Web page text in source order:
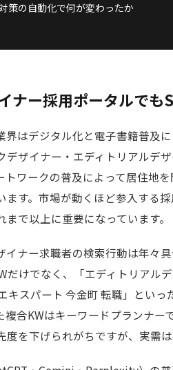
策の自動化で何が変わったか
ナー採用ポータルでも
界はデジタル化と電子書籍普及
デザイナー・エディトリアルデ
トワークの普及によって居住地
ます。市場が動くほど参入する
で以上に重要になっています。
イナー求職者の検索行動は年々
だけでなく、「エディトリアル
キスパート 今金町 転職」とい
複合KWはキーワードプランナー
度を下げられがちですが、実需は